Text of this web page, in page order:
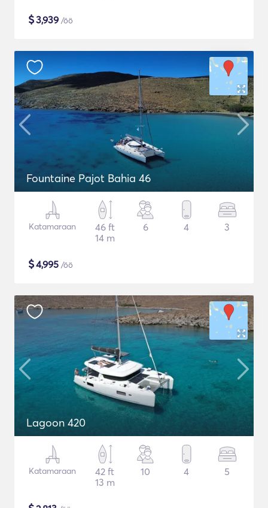
$3,939 /öö
Fountaine Pajot Bahia 46
Katamaraan
46 ft
14 m
6 4 3
$4,995 /öö
Lagoon 420
Katamaraan
42 ft
13 m
10 4 5